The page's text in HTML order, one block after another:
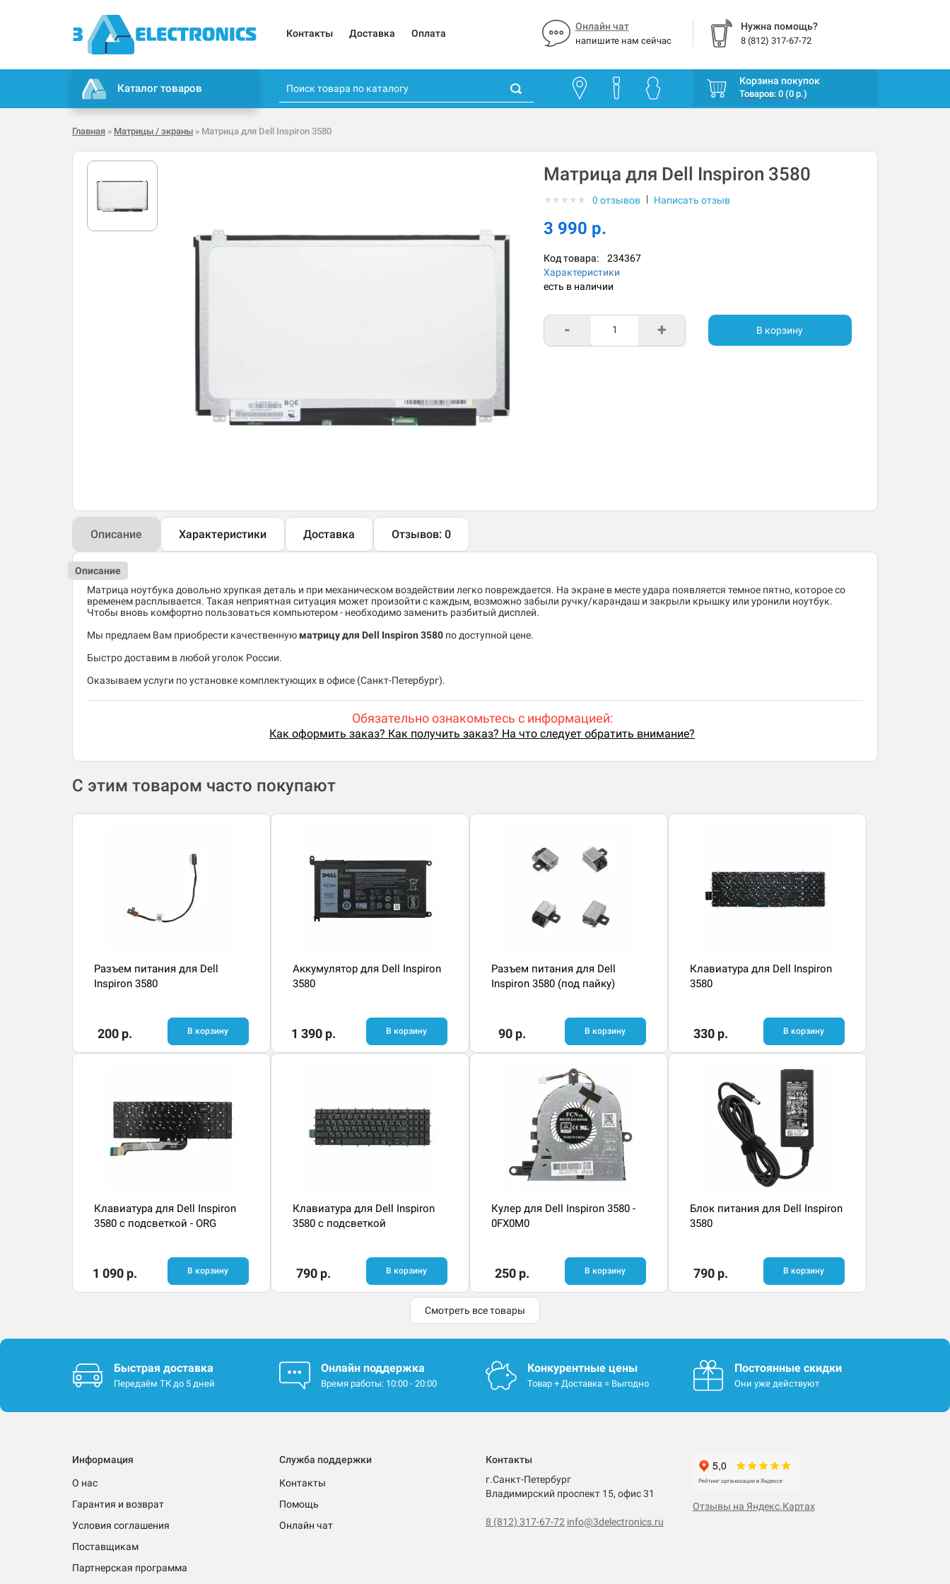
Контакты Доставка Оплата
Онлайн чат
напишите нам сейчас
Нужна помощь?
8 (812) 317-67-72
Каталог товаров
Корзина покупок
Товаров: 0 (0 р.)
Главная » Матрицы / экраны » Матрица для Dell Inspiron 3580
Матрица для Dell Inspiron 3580
★ ★ ★ ★ ★ 0 отзывов | Написать отзыв
3 990 р.
Код товара: 234367
Характеристики
есть в наличии
- + В корзину
Описание Характеристики Доставка Отзывов: 0
Описание
Матрица ноутбука довольно хрупкая деталь и при механическом воздействии легко повреждается. На экране в месте удара появляется темное пятно, которое со
временем расплывается. Такая неприятная ситуация может произойти с каждым, возможно забыли ручку/карандаш и закрыли крышку или уронили ноутбук.
Чтобы вновь комфортно пользоваться компьютером - необходимо заменить разбитый дисплей.
Мы предлаем Вам приобрести качественную матрицу для Dell Inspiron 3580 по доступной цене.
Быстро доставим в любой уголок России.
Оказываем услуги по установке комплектующих в офисе (Санкт-Петербург).
Обязательно ознакомьтесь с информацией:
Как оформить заказ? Как получить заказ? На что следует обратить внимание?
С этим товаром часто покупают
Разъем питания для Dell
Inspiron 3580
200 р. В корзину
Аккумулятор для Dell Inspiron
3580
1 390 р. В корзину
Разъем питания для Dell
Inspiron 3580 (под пайку)
90 р. В корзину
Клавиатура для Dell Inspiron
3580
330 р. В корзину
Клавиатура для Dell Inspiron
3580 с подсветкой - ORG
1 090 р. В корзину
Клавиатура для Dell Inspiron
3580 с подсветкой
790 р. В корзину
Кулер для Dell Inspiron 3580 -
0FX0M0
250 р. В корзину
Блок питания для Dell Inspiron
3580
790 р. В корзину
Смотреть все товары
Быстрая доставка
Передаём ТК до 5 дней
Онлайн поддержка
Время работы: 10:00 - 20:00
Конкурентные цены
Товар + Доставка = Выгодно
Постоянные скидки
Они уже действуют
Информация
О нас
Гарантия и возврат
Условия соглашения
Поставщикам
Партнерская программа
Служба поддержки
Контакты
Помощь
Онлайн чат
Контакты
г.Санкт-Петербург
Владимирский проспект 15, офис 31
8 (812) 317-67-72 info@3delectronics.ru
Отзывы на Яндекс.Картах